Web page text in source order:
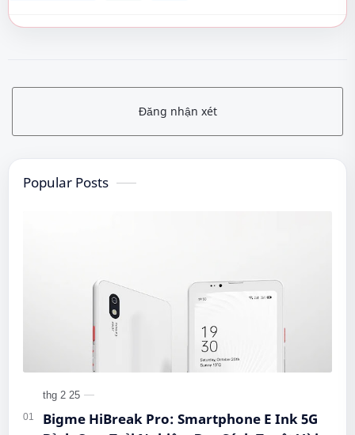
Đăng nhận xét
Popular Posts
Bigme HiBreak Pro: Smartphone E Ink 5G